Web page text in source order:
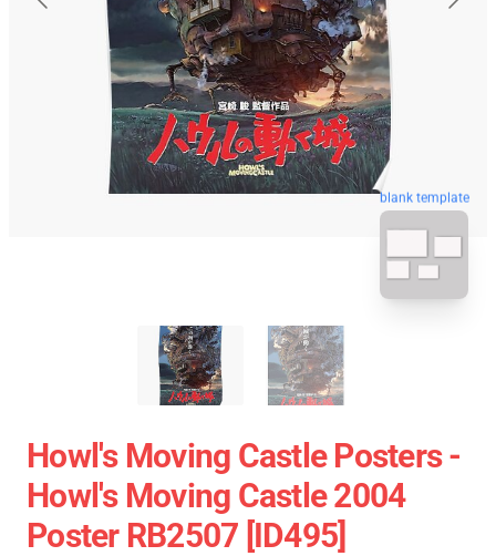
blank template
Howl's Moving Castle Posters -
Howl's Moving Castle 2004
Poster RB2507 [ID495]